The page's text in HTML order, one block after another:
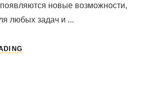
новые возможности,
любых задач и ...